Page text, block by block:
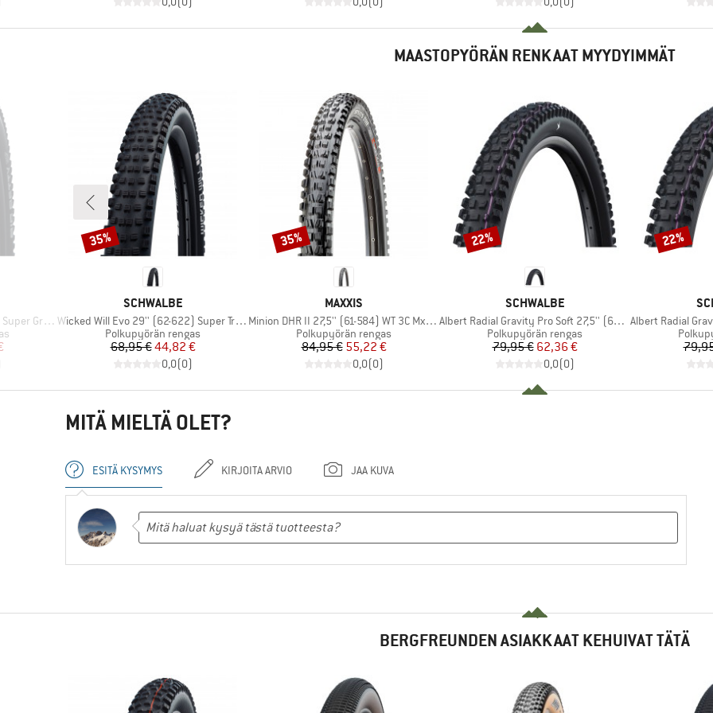
MAASTOPYÖRÄN RENKAAT MYYDYIMMÄT
TLE
hinta
MERKKI
SCHWALBE
Tuote
Wicked Will Evo 29'' (62-622) Super Trail TLE
Tuoteryhmä
Polkupyörän rengas
Hinta
68,95 €Alennettu hinta
44,82 €
0,0(0)
Alennus
35%
MERKKI
MAXXIS
Tuote
Minion DHR II 27,5'' (61-584) WT 3C MxGrip DD TR
Tuoteryhmä
Polkupyörän rengas
Hinta
84,95 €Alennettu hinta
55,22 €
0,0(0)
Alennus
35%
MERKKI
SCHWALBE
Tuote
Albert Radial Gravity Pro Soft 27,5'' (63-584)
Tuoteryhmä
Polkupyörän rengas
Hinta
79,95 €Alennettu hinta
62,36 €
0,0(0)
Alennus
22%
Tuote
Albert Radial
Alennus
22%
MITÄ MIELTÄ OLET?
ESITÄ KYSYMYS KIRJOITA ARVIO JAA KUVA
BERGFREUNDEN ASIAKKAAT KEHUIVAT TÄTÄ